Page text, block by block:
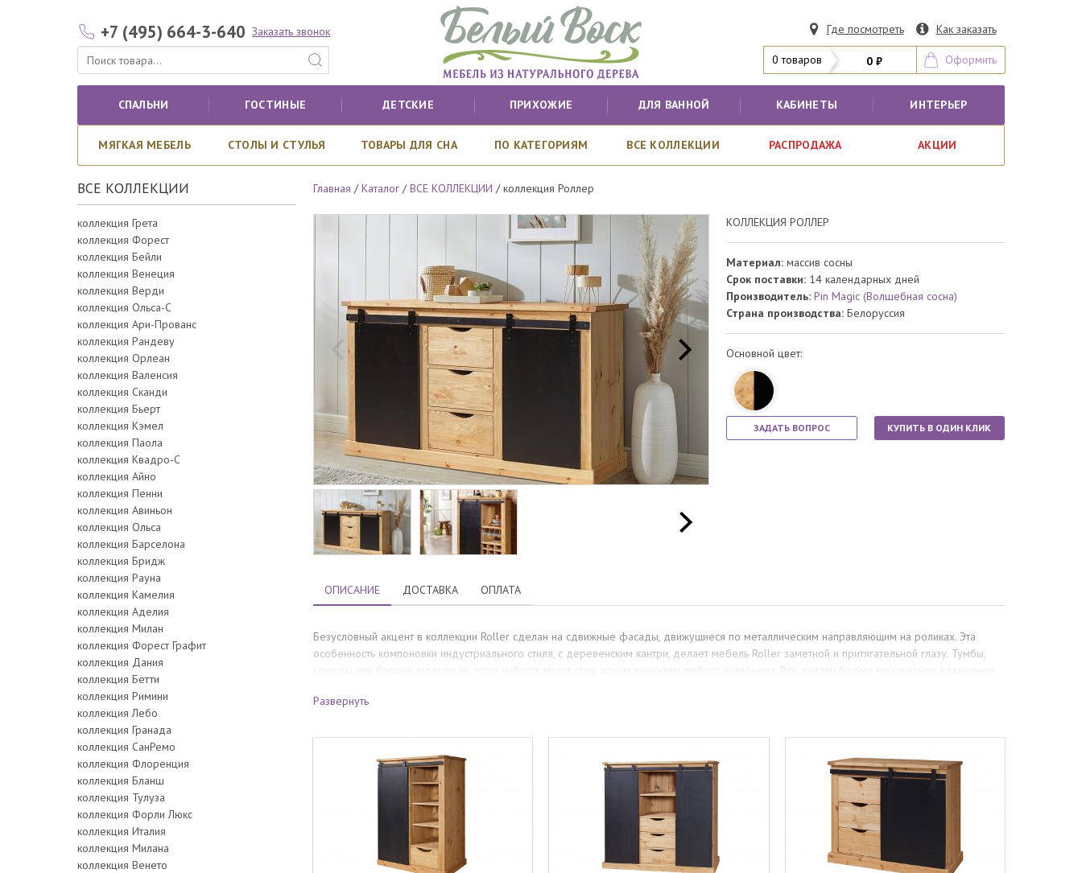
+7 (495) 664-3-640 Заказать звонок Где посмотреть Как заказать
0 товаров 0 ₽ Оформить
СПАЛЬНИ ГОСТИНЫЕ ДЕТСКИЕ ПРИХОЖИЕ ДЛЯ ВАННОЙ КАБИНЕТЫ ИНТЕРЬЕР
МЯГКАЯ МЕБЕЛЬ СТОЛЫ И СТУЛЬЯ ТОВАРЫ ДЛЯ СНА ПО КАТЕГОРИЯМ ВСЕ КОЛЛЕКЦИИ РАСПРОДАЖА АКЦИИ
ВСЕ КОЛЛЕКЦИИ
коллекция Грета
коллекция Форест
коллекция Бейли
коллекция Венеция
коллекция Верди
коллекция Ольса-С
коллекция Ари-Прованс
коллекция Рандеву
коллекция Орлеан
коллекция Валенсия
коллекция Сканди
коллекция Бьерт
коллекция Кэмел
коллекция Паола
коллекция Квадро-С
коллекция Айно
коллекция Пенни
коллекция Авиньон
коллекция Ольса
коллекция Барселона
коллекция Бридж
коллекция Рауна
коллекция Камелия
коллекция Аделия
коллекция Милан
коллекция Форест Графит
коллекция Дания
коллекция Бетти
коллекция Римини
коллекция Лебо
коллекция Гранада
коллекция СанРемо
коллекция Флоренция
коллекция Бланш
коллекция Тулуза
коллекция Форли Люкс
коллекция Италия
коллекция Милана
коллекция Венето
Главная /Каталог /ВСЕ КОЛЛЕКЦИИ /коллекция Роллер
КОЛЛЕКЦИЯ РОЛЛЕР
Материал:массив сосны
Срок поставки: 14 календарных дней
Производитель:Pin Magic (Волшебная сосна)
Страна производства: Белоруссия
Основной цвет:
ЗАДАТЬ ВОПРОС КУПИТЬ В ОДИН КЛИК
ОПИСАНИЕ ДОСТАВКА ОПЛАТА
Безусловный акцент в коллекции Roller сделан на сдвижные фасады, движущиеся по металлическим направляющим на роликах. Эта
особенность компоновки индустриального стиля, с деревенским кантри, делает мебель Roller заметной и притягательной глазу. Тумбы,
комоды или барные модули их этого набора, могут стать ярким акцентом любого интерьера. Все детали (кроме механизмов сдвижения
Развернуть